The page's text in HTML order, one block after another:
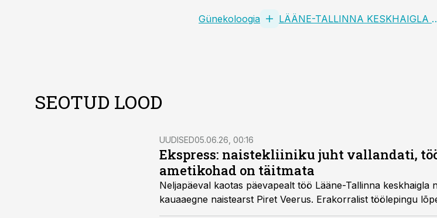
Günekoloogia LÄÄNE-
SEOTUD LOOD
UUDISED05.06.26, 00:16
Ekspress: naistekliiniku juht vallandati,
ametikohad on täitmata
Neljapäeval kaotas päevapealt töö Lääne-Tallinna
kauaaegne naistearst Piret Veerus. Erakorralist töölepingu